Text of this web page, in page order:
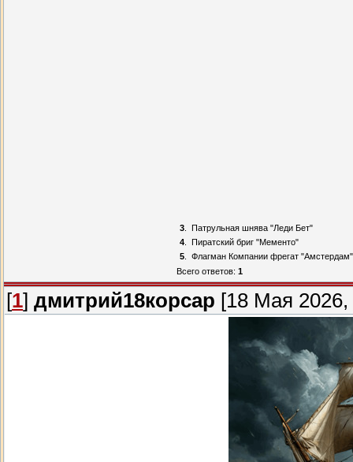
3
Патрульная шнява "Леди Бет"
4
Пиратский бриг "Мементо"
5
Флагман Компании фрегат "Амстердам"
Всего ответов: 1
[1] дмитрий18корсар [18 Мая 2026,